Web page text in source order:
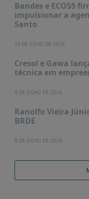
Bandes e ECO55
impulsionar a
Santo
10 DE JULHO DE 2024
Cresol e Gawa
técnica em
9 DE JULHO DE 2024
Ranolfo Vieira
BRDE
8 DE JULHO DE 2024